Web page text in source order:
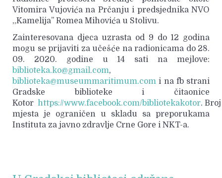
Vitomira Vujovića na Prčanju i predsjednika NVO
,,Kamelija’’ Romea Mihovića u Stolivu.
Zainteresovana djeca uzrasta od 9 do 12 godina
mogu se prijaviti za učešće na radionicama do 28.
09. 2020. godine u 14 sati na mejlove:
biblioteka.ko@gmail.com,
biblioteka@museummaritimum.com i na fb strani
Gradske biblioteke i čitaonice
Kotor https://www.facebook.com/bibliotekakotor. Broj
mjesta je ograničen u skladu sa preporukama
Instituta za javno zdravlje Crne Gore i NKT-a.